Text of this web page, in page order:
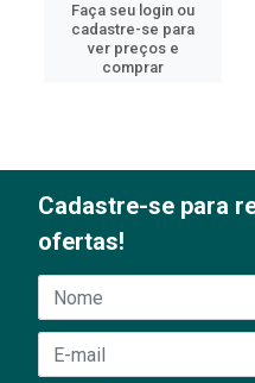
Faça seu login ou
cadastre-se para
ver preços e
comprar
Cadastre-se para
ofertas!